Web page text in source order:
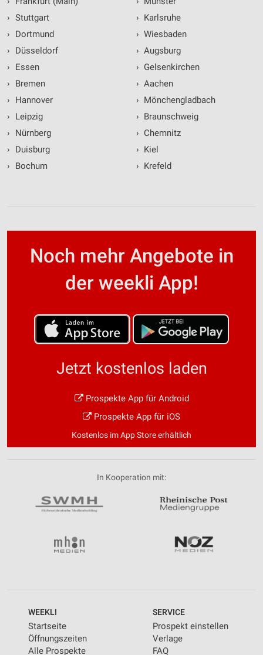
› Stuttgart
›
Dortmund
›
Düsseldorf
›
Essen
›
Bremen
›
Hannover
›
Leipzig
›
Nürnberg
›
Duisburg
›
Bochum
› Karlsruhe
› Wiesbaden
› Augsburg
› Gelsenkirchen
› Aachen
› Mönchengladbach
› Braunschweig
› Chemnitz
› Kiel
› Krefeld
Noch mehr Angebote in
der weekli App!
Jetzt kostenlos laden
Prospekte App für Android
Prospekte App für iOS
Kostenlos im App Store erhältlich
In Kooperation mit:
WEEKLI
Startseite
Öffnungszeiten
Alle Prospekte
SERVICE
Prospekt einstellen
Verlage
FAQ